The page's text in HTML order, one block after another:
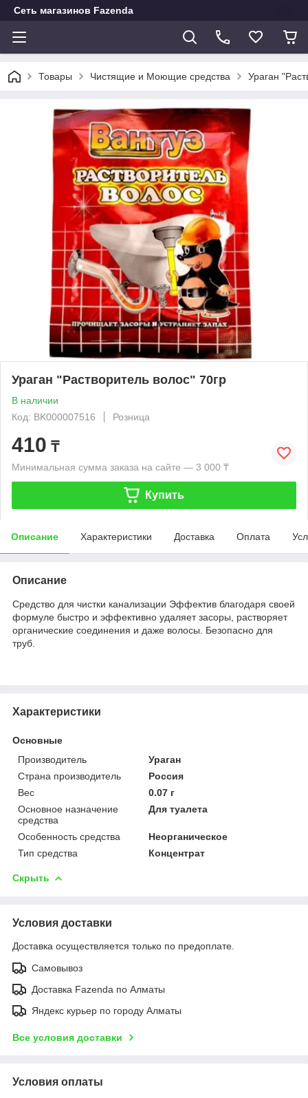
Сеть магазинов Fazenda
Товары Чистящие и Моющие средства Ураган
Ураган "Растворитель волос" 70гр
В наличии
Код: BK000007516
Розница
410 ₸
Минимальная сумма заказа на сайте — 3 000 ₸
Купить
Описание Характеристики Доставка Оплата
Описание
Средство для чистки канализации Эффектив благодаря своей
формуле быстро и эффективно удаляет засоры, растворяет
органические соединения и даже волосы. Безопасно для
труб.
Характеристики
Основные
Производитель
Ураган
Страна производитель
Россия
Вес
0.07 г
Основное назначение
средства
Для туалета
Особенность средства
Неорганическое
Тип средства
Концентрат
Скрыть
Условия доставки
Доставка осуществляется только по предоплате.
Самовывоз
Доставка Fazenda по Алматы
Яндекс курьер по городу Алматы
Все условия доставки
Условия оплаты